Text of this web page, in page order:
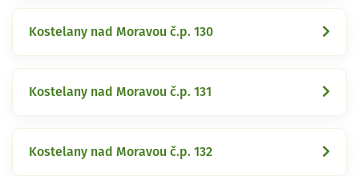
Kostelany nad Moravou č.p. 130
Kostelany nad Moravou č.p. 131
Kostelany nad Moravou č.p. 132